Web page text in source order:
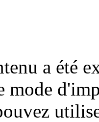
a été
mode